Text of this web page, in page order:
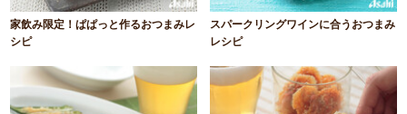
家飲み限定！ぱぱっと作るおつまみレ
シピ
スパークリングワインに合うおつまみ
レシピ